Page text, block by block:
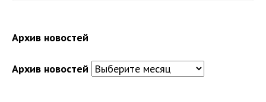
Архив новостей
Архив новостей